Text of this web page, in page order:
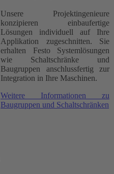
Unsere Projektingenieure
konzipieren einbaufertige
Lösungen individuell auf Ihre
Applikation zugeschnitten. Sie
erhalten Festo Systemlösungen
wie Schaltschränke und
Baugruppen anschlussfertig zur
Integration in Ihre Maschinen.
Weitere Informationen zu
Baugruppen und Schaltschränken